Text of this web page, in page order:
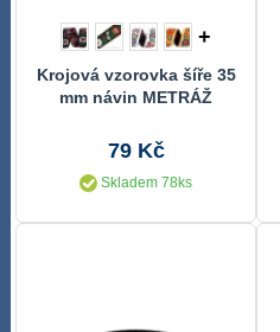
+
Krojová vzorovka šíře 35
mm návin METRÁŽ
79 Kč
Skladem 78ks